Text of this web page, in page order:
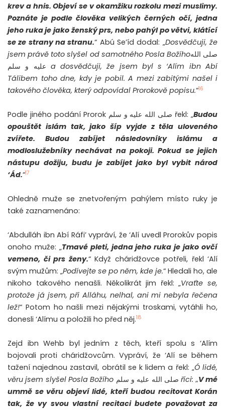
krev a hnis. Objeví se v okamžiku rozkolu mezi muslimy.
Poznáte je podle člověka velikých černých očí, jedna
jeho ruka je jako ženský prs, nebo pahýl po větvi, klátící
se ze strany na stranu.“ Abú Se’íd dodal: „Dosvědčuji, že
jsem právě toto slyšel od samotného Posla Božíhoصلى الله
a dosvědčuji, že jsem byl s ‘Alím ibn Abí
Tálibem toho dne, kdy je pobil. A mezi zabitými našel i
takového člověka, který odpovídal Prorokově popisu.“16
Podle jiného podání Prorok صلى الله عليه و سلم řekl: „Budou
opouštět islám tak, jako šíp vyjde z těla uloveného
zvířete. Budou zabíjet následovníky islámu a
modloslužebníky nechávat na pokoji. Pokud se jejich
nástupu dožiju, budu je zabíjet jako byl vybit národ
‘Ád.“17
Ohledně muže se znetvořeným pahýlem místo ruky je
také zaznamenáno:
‘Abdulláh ibn Abí Ráfi’ vypráví, že ‘Alí uvedl Prorokův popis
onoho muže: „Tmavé pleti, jedna jeho ruka je jako ovčí
vemeno, či prs ženy.“ Když cháridžovce potřeli, řekl ‘Alí
svým mužům: „Podívejte se po něm, kde je.“ Hledali ho, ale
nikoho takového nenašli. Několikrát jim řekl: „Vraťte se,
protože já jsem, při Alláhu, nelhal, ani mi nebyla řečena
lež!“ Potom ho našli mezi nějakými troskami, vytáhli ho,
donesli ‘Alímu a položili ho před něj.18
Zejd ibn Wehb byl jedním z těch, kteří spolu s ‘Alím
bojovali proti cháridžovcům. Vypráví, že ‘Alí se během
tažení najednou zastavil, obrátil se k lidem a řekl: „Ó lidé,
věru jsem slyšel Posla Božího
صلى الله عليه و سلمříci: „V mé
ummě se věru objeví lidé, kteří budou recitovat Korán
tak, že vy svou vlastní recitaci budete považovat za